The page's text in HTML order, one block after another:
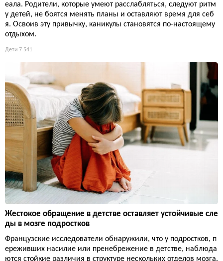
еала. Родители, которые умеют расслабляться, следуют ритм
у детей, не боятся менять планы и оставляют время для себ
я. Освоив эту привычку, каникулы становятся по-настоящему
отдыхом.
Дети 7 541
Жестокое обращение в детстве оставляет устойчивые сле
ды в мозге подростков
Французские исследователи обнаружили, что у подростков, п
ереживших насилие или пренебрежение в детстве, наблюда
ются стойкие различия в структуре нескольких отделов мозга.